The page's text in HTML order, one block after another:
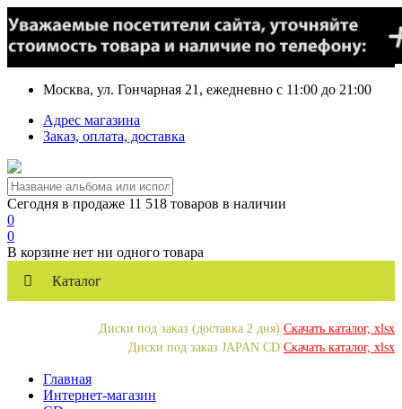
Москва, ул. Гончарная 21, ежедневно с 11:00 до 21:00
Адрес магазина
Заказ, оплата, доставка
Сегодня в продаже 11 518 товаров в наличии
0
0
В корзине нет ни одного товара
Каталог
Диски под заказ (доставка 2 дня) Скачать каталог, xlsx
Диски под заказ JAPAN CD Скачать каталог, xlsx
Главная
Интернет-магазин